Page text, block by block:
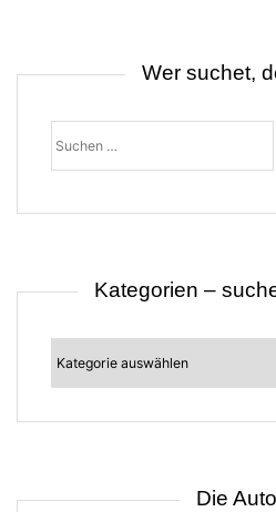
g
Wer suchet,
Suchen
nach:
Kategorien –
Kategorien
–
suche
nach
Die